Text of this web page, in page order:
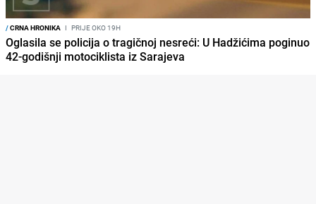
/CRNA HRONIKA I PRIJE OKO 19H
Oglasila se policija o tragičnoj nesreći: U Hadžićima poginuo
42-godišnji motociklista iz Sarajeva